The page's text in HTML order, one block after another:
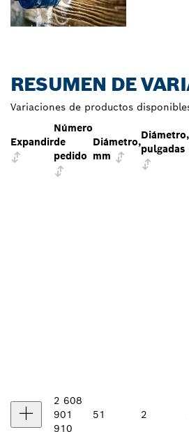
RESUMEN DE
Variaciones de productos
Expandir
Número
de
pedido
Diámetro,
mm
Diámetro,
pulgadas
2 608
901
910
51 2